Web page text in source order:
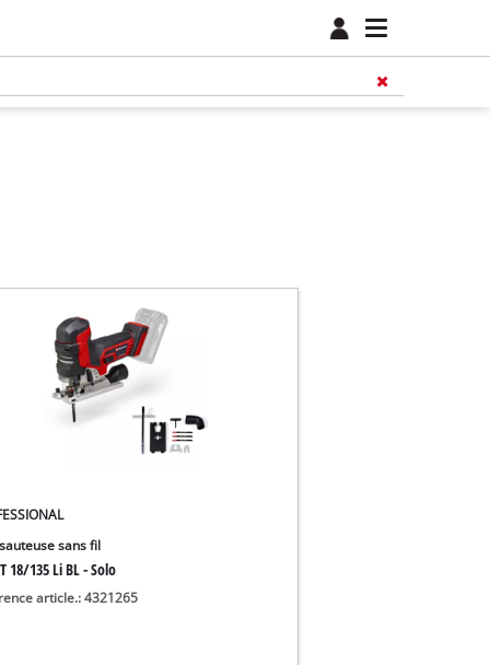
sans fil
18/135 Li BL - Solo
article.: 4321265